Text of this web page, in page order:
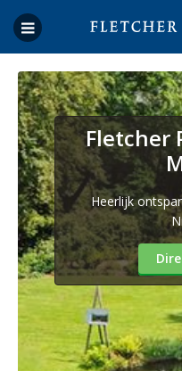
Fletcher
Heerlijk